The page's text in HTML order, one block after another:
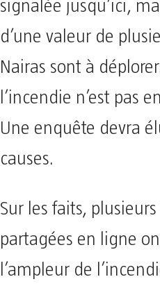
signalée jusqu’ici,
d’une valeur de
Nairas sont à
l’incendie n’est pas
Une enquête devra
causes.
Sur les faits,
partagées en ligne
l’ampleur de